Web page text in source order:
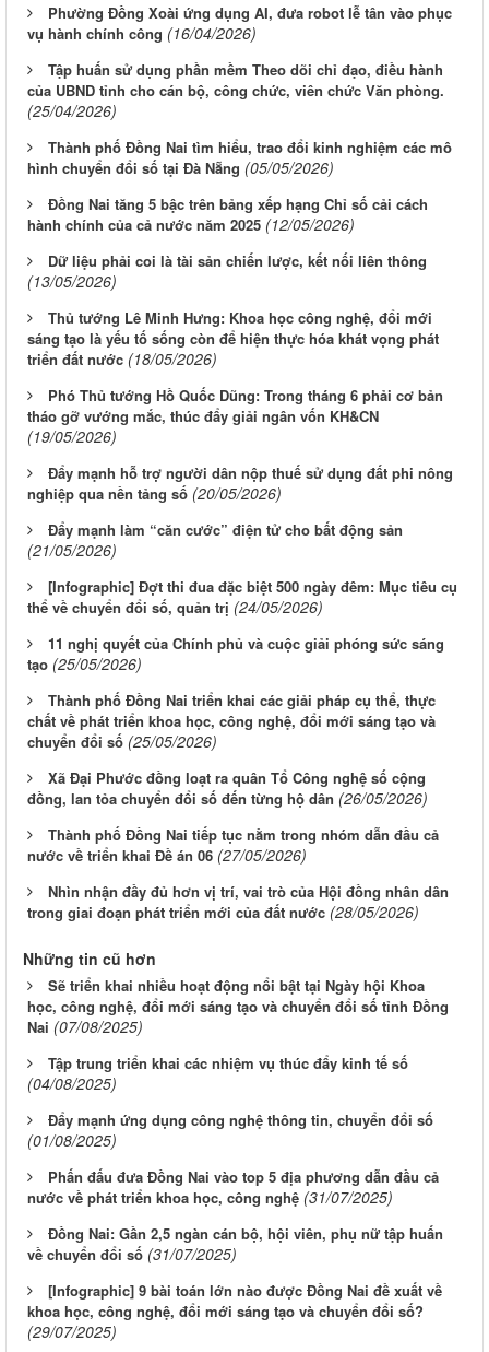
Phường Đồng Xoài ứng dụng AI, đưa robot lễ tân vào phục
vụ hành chính công (16/04/2026)
Tập huấn sử dụng phần mềm Theo dõi chỉ đạo, điều hành
của UBND tỉnh cho cán bộ, công chức, viên chức Văn phòng.
(25/04/2026)
Thành phố Đồng Nai tìm hiểu, trao đổi kinh nghiệm các mô
hình chuyển đổi số tại Đà Nẵng (05/05/2026)
Đồng Nai tăng 5 bậc trên bảng xếp hạng Chỉ số cải cách
hành chính của cả nước năm 2025 (12/05/2026)
Dữ liệu phải coi là tài sản chiến lược, kết nối liên thông
(13/05/2026)
Thủ tướng Lê Minh Hưng: Khoa học công nghệ, đổi mới
sáng tạo là yếu tố sống còn để hiện thực hóa khát vọng phát
triển đất nước (18/05/2026)
Phó Thủ tướng Hồ Quốc Dũng: Trong tháng 6 phải cơ bản
tháo gỡ vướng mắc, thúc đẩy giải ngân vốn KH&CN
(19/05/2026)
Đẩy mạnh hỗ trợ người dân nộp thuế sử dụng đất phi nông
nghiệp qua nền tảng số (20/05/2026)
Ðẩy mạnh làm “căn cước” điện tử cho bất động sản
(21/05/2026)
[Infographic] Đợt thi đua đặc biệt 500 ngày đêm: Mục tiêu cụ
thể về chuyển đổi số, quản trị (24/05/2026)
11 nghị quyết của Chính phủ và cuộc giải phóng sức sáng
tạo (25/05/2026)
Thành phố Đồng Nai triển khai các giải pháp cụ thể, thực
chất về phát triển khoa học, công nghệ, đổi mới sáng tạo và
chuyển đổi số (25/05/2026)
Xã Đại Phước đồng loạt ra quân Tổ Công nghệ số cộng
đồng, lan tỏa chuyển đổi số đến từng hộ dân (26/05/2026)
Thành phố Đồng Nai tiếp tục nằm trong nhóm dẫn đầu cả
nước về triển khai Đề án 06 (27/05/2026)
Nhìn nhận đầy đủ hơn vị trí, vai trò của Hội đồng nhân dân
trong giai đoạn phát triển mới của đất nước (28/05/2026)
Những tin cũ hơn
Sẽ triển khai nhiều hoạt động nổi bật tại Ngày hội Khoa
học, công nghệ, đổi mới sáng tạo và chuyển đổi số tỉnh Đồng
Nai (07/08/2025)
Tập trung triển khai các nhiệm vụ thúc đẩy kinh tế số
(04/08/2025)
Đẩy mạnh ứng dụng công nghệ thông tin, chuyển đổi số
(01/08/2025)
Phấn đấu đưa Đồng Nai vào top 5 địa phương dẫn đầu cả
nước về phát triển khoa học, công nghệ (31/07/2025)
Đồng Nai: Gần 2,5 ngàn cán bộ, hội viên, phụ nữ tập huấn
về chuyển đổi số (31/07/2025)
[Infographic] 9 bài toán lớn nào được Đồng Nai đề xuất về
khoa học, công nghệ, đổi mới sáng tạo và chuyển đổi số?
(29/07/2025)